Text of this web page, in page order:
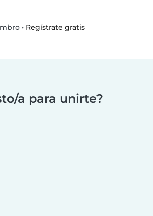
• Regístrate gratis
a para unirte?